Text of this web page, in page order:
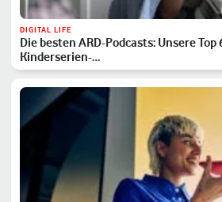
DIGITAL LIFE
Die besten ARD-Podcasts: Unsere Top
Kinderserien-…